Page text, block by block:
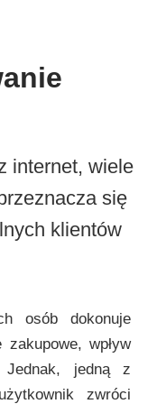
internet, wiele
się
klientów
osób dokonuje
wpływ
Jednak, jedną z
zwróci